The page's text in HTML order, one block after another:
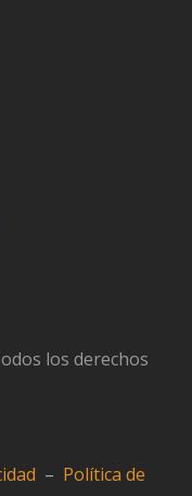
los derechos
– Política de